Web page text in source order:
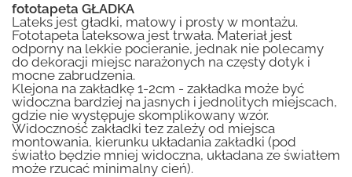
fototapeta GŁADKA
Lateks jest gładki, matowy i prosty w montażu.
Fototapeta lateksowa jest trwała. Materiał jest
odporny na lekkie pocieranie, jednak nie polecamy
do dekoracji miejsc narażonych na częsty dotyk i
mocne zabrudzenia.
Klejona na zakładkę 1-2cm - zakładka może być
widoczna bardziej na jasnych i jednolitych miejscach,
gdzie nie występuje skomplikowany wzór.
Widoczność zakładki tez zależy od miejsca
montowania, kierunku układania zakładki (pod
światło będzie mniej widoczna, układana ze światłem
może rzucać minimalny cień).